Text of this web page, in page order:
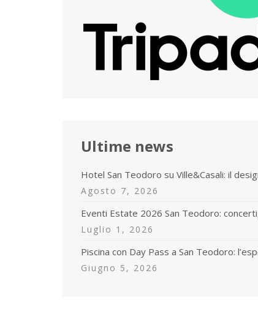
Ultime news
Hotel San Teodoro su Ville&Casali: il
Agosto 7, 2026
Eventi Estate 2026 San Teodoro:
Luglio 1, 2026
Piscina con Day Pass a San Teodoro:
Giugno 5, 2026